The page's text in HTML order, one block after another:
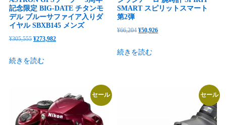
記念限定 BIG-DATE チタンモ
デル ブルーサファイア入りダ
イヤル SBXB145 メンズ
¥305,555 元
価
¥305,555
で
し
¥273,982現
は
¥273,982
で
続きを読む
SMART スピリットスマート
第2弾
¥66,204 元
価
¥50,926現
続きを読む
セール セール